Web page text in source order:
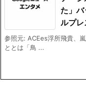
た」
ルプレ
参照元: ACEes浮所飛貴、
ととは「鳥 ...